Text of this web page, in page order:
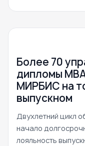
Более 70
дипломы
МИРБИС на
выпускном
Двухлетний цикл
начало
лояльность